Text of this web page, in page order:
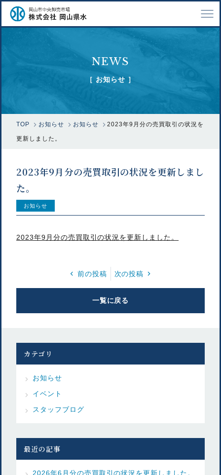
お問い合わせ
NEWS
［ お知らせ ］
TOP お知らせ お知らせ 2023年9月分の売買取引の状況を
更新しました。
2023年9月分の売買取引の状況を更新しまし
た。
お知らせ
2023年9月分の売買取引の状況を更新しました。
前の投稿 次の投稿
一覧に戻る
カテゴリ
お知らせ
イベント
スタッフブログ
最近の記事
2026年6月分の売買取引の状況を更新しました。